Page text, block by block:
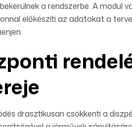
a rendszerbe. A modul
előkészíti az adatokat a
drasztikusan csökkenti a